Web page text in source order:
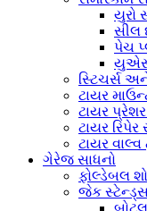
યુરો
સીલ
પેચ
યુએસ
સ્ટિચર્સ
ટાયર
ટાયર
ટાયર રિપેર
ટાયર
ગેરેજ સાધનો
ફોલ્ડેબલ
જેક